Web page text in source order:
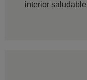
interior